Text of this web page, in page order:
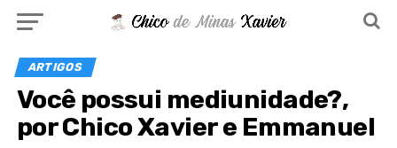
ARTIGOS
Você possui mediunidade?,
por Chico Xavier e Emmanuel